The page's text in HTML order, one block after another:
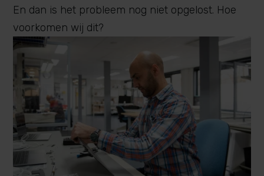
En dan is het probleem nog niet opgelost. Hoe
voorkomen wij dit?